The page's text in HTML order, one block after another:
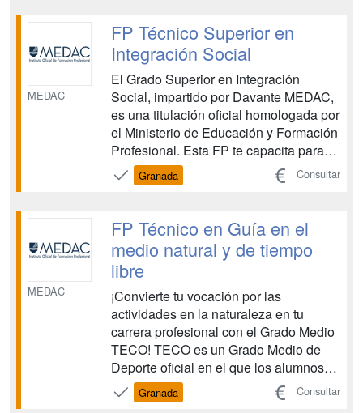
usuario. Esta titulación te permitirá
desarrollar tu carrera profesional ...
MEDAC
FP Técnico Superior en
Integración Social
El Grado Superior en Integración
Social, impartido por Davante MEDAC,
es una titulación oficial homologada por
el Ministerio de Educación y Formación
Profesional. Esta FP te capacita para
ofrecer apoyo a individuos y colectivos
en situación de vulnerabilidad o riesgo
esenciales para la comunidad. A lo
largo ...
Granada Consultar
MEDAC
FP Técnico en Guía en el
medio natural y de tiempo
libre
¡Convierte tu vocación por las
actividades en la naturaleza en tu
carrera profesional con el Grado Medio
TECO! TECO es un Grado Medio de
Deporte oficial en el que los alumnos
aprenderán a dirigir actividades físico-
deportivas en la naturaleza tales como
Granada Consultar